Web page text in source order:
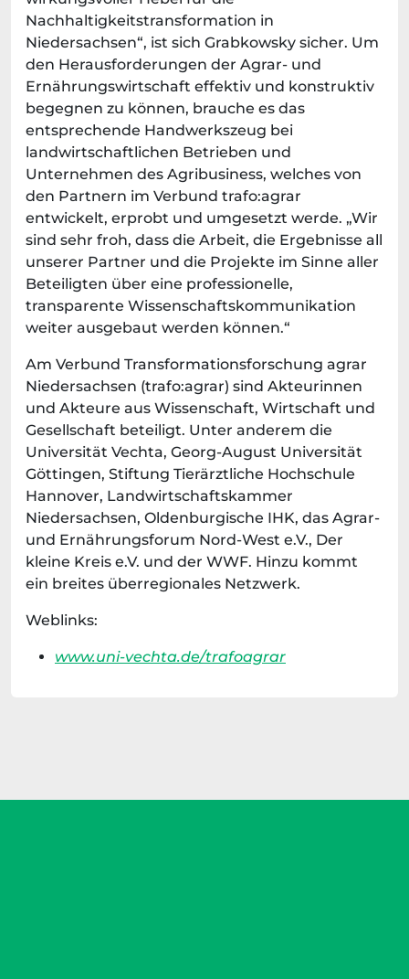
Nachhaltigkeitstransformation in
Niedersachsen“, ist sich Grabkowsky sicher. Um
den Herausforderungen der Agrar- und
Ernährungswirtschaft effektiv und konstruktiv
begegnen zu können, brauche es das
entsprechende Handwerkszeug bei
landwirtschaftlichen Betrieben und
Unternehmen des Agribusiness, welches von
den Partnern im Verbund trafo:agrar
entwickelt, erprobt und umgesetzt werde. „Wir
sind sehr froh, dass die Arbeit, die Ergebnisse all
unserer Partner und die Projekte im Sinne aller
Beteiligten über eine professionelle,
transparente Wissenschaftskommunikation
weiter ausgebaut werden können.“
Am Verbund Transformationsforschung agrar
Niedersachsen (trafo:agrar) sind Akteurinnen
und Akteure aus Wissenschaft, Wirtschaft und
Gesellschaft beteiligt. Unter anderem die
Universität Vechta, Georg-August Universität
Göttingen, Stiftung Tierärztliche Hochschule
Hannover, Landwirtschaftskammer
Niedersachsen, Oldenburgische IHK, das Agrar-
und Ernährungsforum Nord-West e.V., Der
kleine Kreis e.V. und der WWF. Hinzu kommt
ein breites überregionales Netzwerk.
Weblinks:
www.uni-vechta.de/trafoagrar